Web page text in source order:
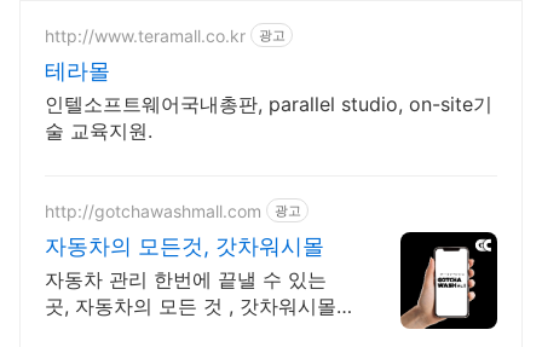
http://www.teramall.co.kr 광고
테라몰
인텔소프트웨어국내총판, parallel studio, on-site기
술 교육지원.
http://gotchawashmall.com 광고
자동차의 모든것, 갓차워시몰
자동차 관리 한번에 끝낼 수 있는
곳, 자동차의 모든 것 , 갓차워시몰